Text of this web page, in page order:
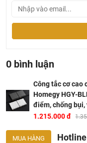
0 bình luận
Công tắc cơ cao
Homegy HGY-
điểm, chống bụi,
1.215.000 đ
MUA HÀNG